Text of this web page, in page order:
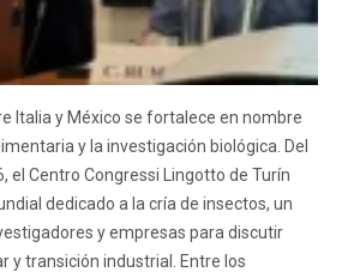
Italia y México se fortalece en nombre
y la investigación biológica. Del
el Centro Congressi Lingotto de Turín
dedicado a la cría de insectos, un
y empresas para discutir
y transición industrial. Entre los